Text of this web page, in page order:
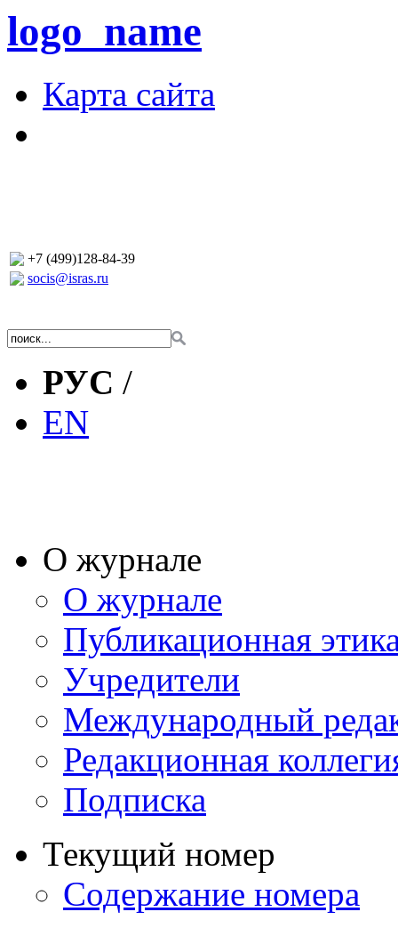
logo_name
Карта сайта
+7 (499)128-84-39
socis@isras.ru
РУС /
EN
О журнале
О журнале
Публикационная
Учредители
Международный
Редакционная
Подписка
Текущий номер
Содержание номера